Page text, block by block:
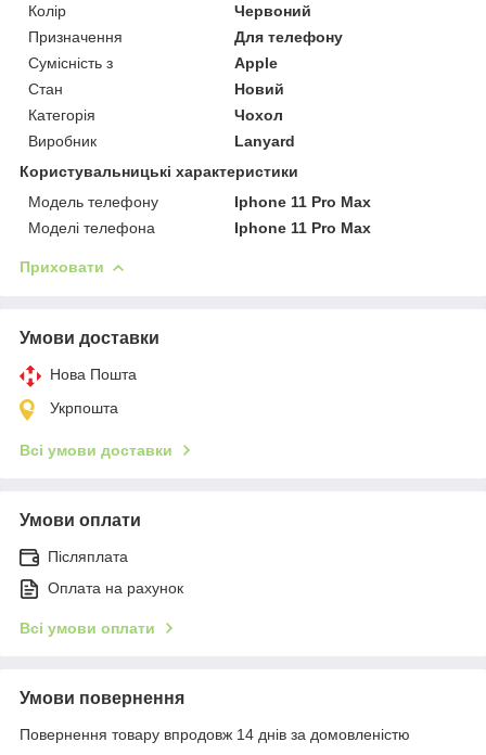
Колір
Червоний
Призначення
Для телефону
Сумісність з
Apple
Стан
Новий
Категорія
Чохол
Виробник
Lanyard
Користувальницькі характеристики
Модель телефону
Iphone 11 Pro Max
Моделі телефона
Iphone 11 Pro Max
Приховати
Умови доставки
Нова Пошта
Укрпошта
Всі умови доставки
Умови оплати
Післяплата
Оплата на рахунок
Всі умови оплати
Умови повернення
Повернення товару впродовж 14 днів за домовленістю